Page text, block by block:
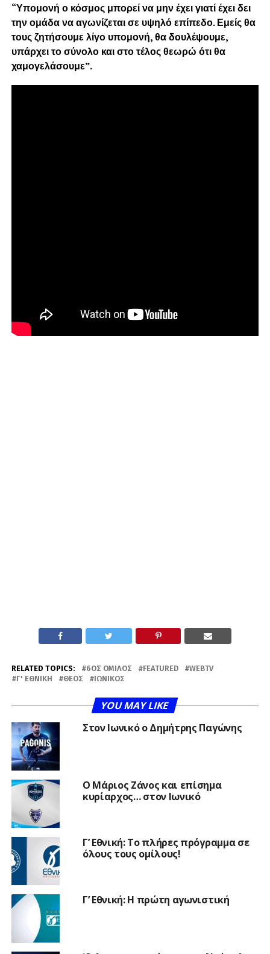
“Υπομονή ο κόσμος μπορεί να μην έχει γιατί έχει δει
την ομάδα να αγωνίζεται σε υψηλό επίπεδο. Εμείς θα
τους ζητήσουμε λίγο υπομονή, θα δουλέψουμε,
υπάρχει το σύνολο και στο τέλος θεωρώ ότι θα
χαμογελάσουμε”.
RELATED TOPICS: 6ΟΣ ΌΜΙΛΟΣ FEATURED
WEBTV
Γ' ΕΘΝΙΚΉ
ΘΈΟΣ ΙΩΝΙΚΌΣ
YOU MAY LIKE
Στον Ιωνικό ο Δημήτρης Παγώνης
Ο Μάριος Ζάνος και επίσημα
κυρίαρχος… στον Ιωνικό
Γ’ Εθνική: Το πλήρες πρόγραμμα σε
όλους τους ομίλους!
Γ’ Εθνική: Η πρώτη αγωνιστική